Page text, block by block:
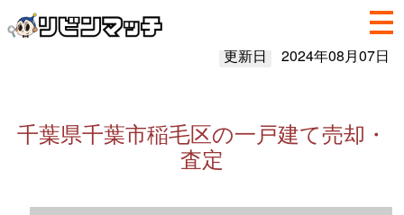
更新日 2024年08月07日
千葉県千葉市稲毛区の一戸建て売却・
査定